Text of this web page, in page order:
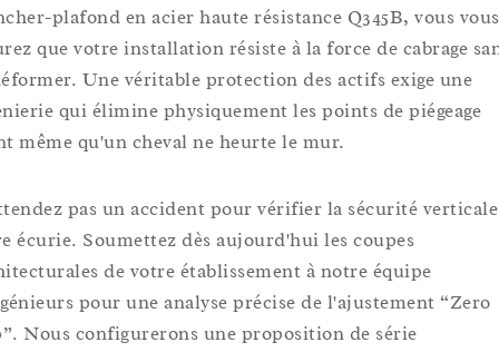
plafond en acier haute résistance Q345B, vous vous
que votre installation résiste à la force de cabrage
Une véritable protection des actifs exige une
qui élimine physiquement les points de piégeage
même qu'un cheval ne heurte le mur.
pas un accident pour vérifier la sécurité
écurie. Soumettez dès aujourd'hui les coupes
de votre établissement à notre équipe
pour une analyse précise de l'ajustement “Zero
Nous configurerons une proposition de série